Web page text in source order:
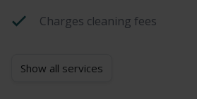
Charges cleaning fees
Show all services